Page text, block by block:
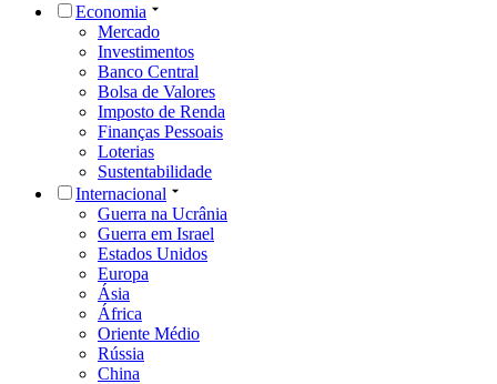
Economia
Mercado
Investimentos
Banco Central
Bolsa de Valores
Imposto de Renda
Finanças Pessoais
Loterias
Sustentabilidade
Internacional
Guerra na Ucrânia
Guerra em Israel
Estados Unidos
Europa
Ásia
África
Oriente Médio
Rússia
China